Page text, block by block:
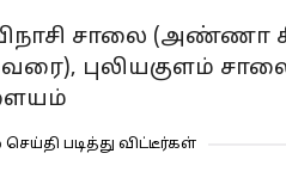
சாலை (அண்ணா
புலியகுளம்
செய்தி படித்து விட்டீர்கள்